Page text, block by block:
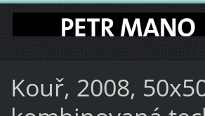
Kouř, 2008,